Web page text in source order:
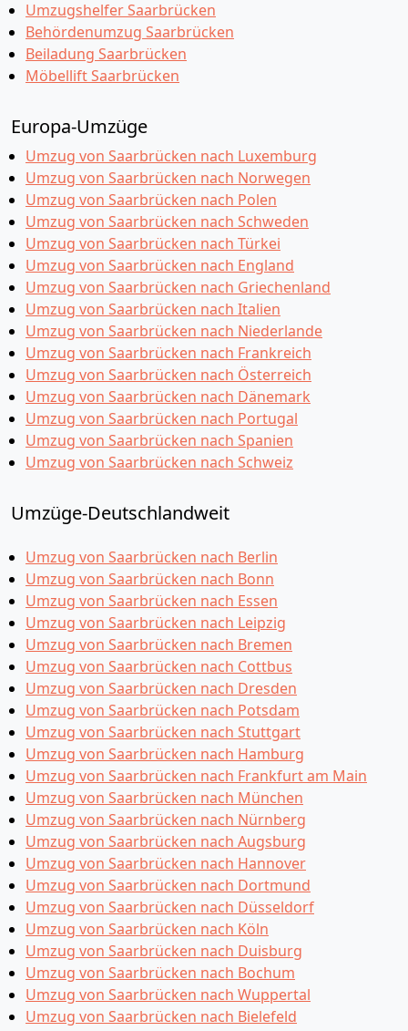
Umzugshelfer Saarbrücken
Behördenumzug Saarbrücken
Beiladung Saarbrücken
Möbellift Saarbrücken
Europa-Umzüge
Umzug von Saarbrücken nach Luxemburg
Umzug von Saarbrücken nach Norwegen
Umzug von Saarbrücken nach Polen
Umzug von Saarbrücken nach Schweden
Umzug von Saarbrücken nach Türkei
Umzug von Saarbrücken nach England
Umzug von Saarbrücken nach Griechenland
Umzug von Saarbrücken nach Italien
Umzug von Saarbrücken nach Niederlande
Umzug von Saarbrücken nach Frankreich
Umzug von Saarbrücken nach Österreich
Umzug von Saarbrücken nach Dänemark
Umzug von Saarbrücken nach Portugal
Umzug von Saarbrücken nach Spanien
Umzug von Saarbrücken nach Schweiz
Umzüge-Deutschlandweit
Umzug von Saarbrücken nach Berlin
Umzug von Saarbrücken nach Bonn
Umzug von Saarbrücken nach Essen
Umzug von Saarbrücken nach Leipzig
Umzug von Saarbrücken nach Bremen
Umzug von Saarbrücken nach Cottbus
Umzug von Saarbrücken nach Dresden
Umzug von Saarbrücken nach Potsdam
Umzug von Saarbrücken nach Stuttgart
Umzug von Saarbrücken nach Hamburg
Umzug von Saarbrücken nach Frankfurt am Main
Umzug von Saarbrücken nach München
Umzug von Saarbrücken nach Nürnberg
Umzug von Saarbrücken nach Augsburg
Umzug von Saarbrücken nach Hannover
Umzug von Saarbrücken nach Dortmund
Umzug von Saarbrücken nach Düsseldorf
Umzug von Saarbrücken nach Köln
Umzug von Saarbrücken nach Duisburg
Umzug von Saarbrücken nach Bochum
Umzug von Saarbrücken nach Wuppertal
Umzug von Saarbrücken nach Bielefeld